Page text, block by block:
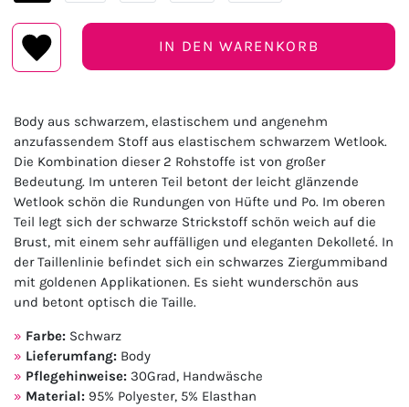
IN DEN WARENKORB
Body aus schwarzem, elastischem und angenehm
anzufassendem Stoff aus elastischem schwarzem Wetlook.
Die Kombination dieser 2 Rohstoffe ist von großer
Bedeutung. Im unteren Teil betont der leicht glänzende
Wetlook schön die Rundungen von Hüfte und Po. Im oberen
Teil legt sich der schwarze Strickstoff schön weich auf die
Brust, mit einem sehr auffälligen und eleganten Dekolleté. In
der Taillenlinie befindet sich ein schwarzes Ziergummiband
mit goldenen Applikationen. Es sieht wunderschön aus
und betont optisch die Taille.
Farbe: Schwarz
Lieferumfang: Body
Pflegehinweise: 30Grad, Handwäsche
Material: 95% Polyester, 5% Elasthan